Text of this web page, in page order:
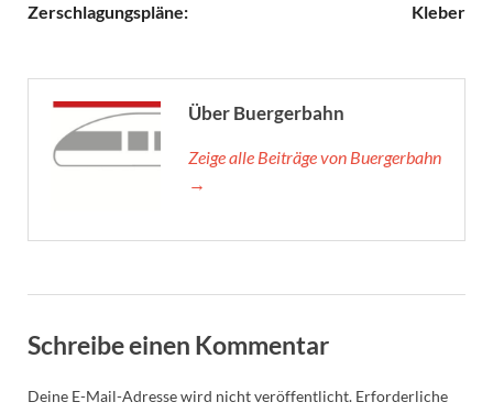
Zerschlagungspläne:
Kleber
Über Buergerbahn
Zeige alle Beiträge von Buergerbahn
→
Schreibe einen Kommentar
Deine E-Mail-Adresse wird nicht veröffentlicht. Erforderliche